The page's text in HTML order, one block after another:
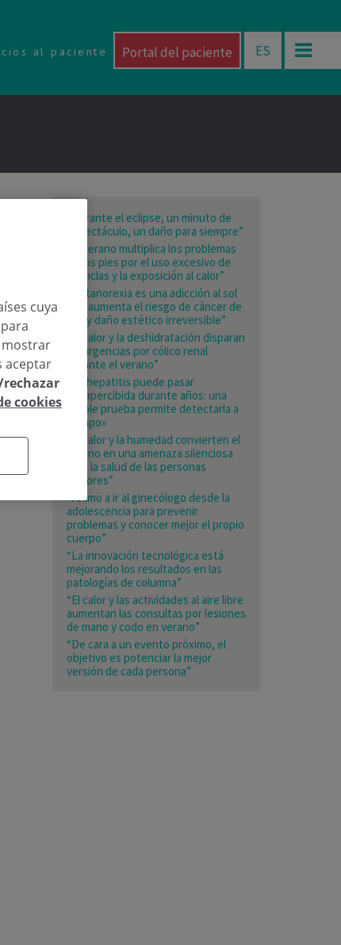
al paciente Portal del paciente ES
“Durante el eclipse, un minuto de
espectáculo, un daño para siempre”
“El verano multiplica los problemas
en los pies por el uso excesivo de
chanclas y la exposición al calor”
“La tanorexia es una adicción al sol
que aumenta el riesgo de cáncer de
piel y daño estético irreversible”
“El calor y la deshidratación disparan
las urgencias por cólico renal
durante el verano”
«La hepatitis puede pasar
desapercibida durante años: una
simple prueba permite detectarla a
tiempo»
“El calor y la humedad convierten el
verano en una amenaza silenciosa
para la salud de las personas
mayores”
«Animo a ir al ginecólogo desde la
adolescencia para prevenir
problemas y conocer mejor el propio
cuerpo”
“La innovación tecnológica está
mejorando los resultados en las
patologías de columna”
“El calor y las actividades al aire libre
aumentan las consultas por lesiones
de mano y codo en verano”
“De cara a un evento próximo, el
objetivo es potenciar la mejor
versión de cada persona”
cuya
mostrar
aceptar
cookies